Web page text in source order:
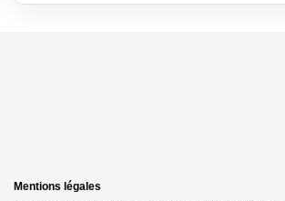
Mentions légales